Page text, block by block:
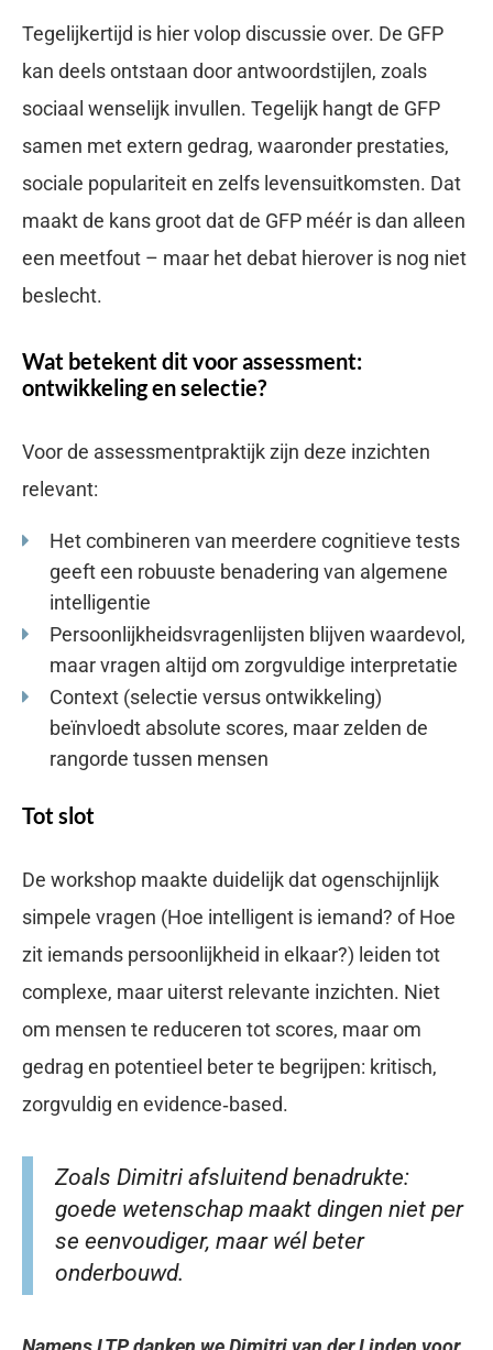
Tegelijkertijd is hier volop discussie over. De GFP
kan deels ontstaan door antwoordstijlen, zoals
sociaal wenselijk invullen. Tegelijk hangt de GFP
samen met extern gedrag, waaronder prestaties,
sociale populariteit en zelfs levensuitkomsten. Dat
maakt de kans groot dat de GFP méér is dan alleen
een meetfout – maar het debat hierover is nog niet
beslecht.
Wat betekent dit voor assessment:
ontwikkeling en selectie?
Voor de assessmentpraktijk zijn deze inzichten
relevant:
Het combineren van meerdere cognitieve tests
geeft een robuuste benadering van algemene
intelligentie
Persoonlijkheidsvragenlijsten blijven waardevol,
maar vragen altijd om zorgvuldige interpretatie
Context (selectie versus ontwikkeling)
beïnvloedt absolute scores, maar zelden de
rangorde tussen mensen
Tot slot
De workshop maakte duidelijk dat ogenschijnlijk
simpele vragen (Hoe intelligent is iemand? of Hoe
zit iemands persoonlijkheid in elkaar?) leiden tot
complexe, maar uiterst relevante inzichten. Niet
om mensen te reduceren tot scores, maar om
gedrag en potentieel beter te begrijpen: kritisch,
zorgvuldig en evidence‑based.
Zoals Dimitri afsluitend benadrukte:
goede wetenschap maakt dingen niet per
se eenvoudiger, maar wél beter
onderbouwd.